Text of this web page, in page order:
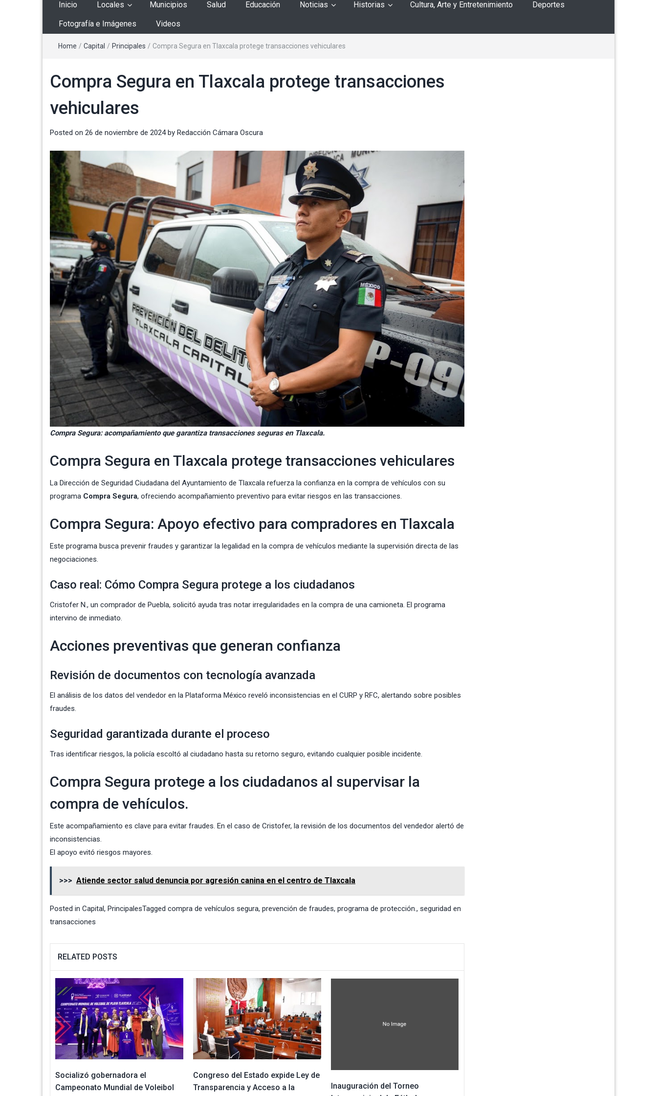
Inicio Locales Municipios Salud Educación Noticias Historias Cultura, Arte y Entretenimiento Deportes
Fotografía e Imágenes Videos
Home / Capital / Principales / Compra Segura en Tlaxcala protege transacciones vehiculares
Compra Segura en Tlaxcala protege transacciones
vehiculares
Posted on 26 de noviembre de 2024by Redacción Cámara Oscura
Compra Segura: acompañamiento que garantiza transacciones seguras en Tlaxcala.
Compra Segura en Tlaxcala protege transacciones vehiculares
La Dirección de Seguridad Ciudadana del Ayuntamiento de Tlaxcala refuerza la confianza en la compra de vehículos con su
programa Compra Segura, ofreciendo acompañamiento preventivo para evitar riesgos en las transacciones.
Compra Segura: Apoyo efectivo para compradores en Tlaxcala
Este programa busca prevenir fraudes y garantizar la legalidad en la compra de vehículos mediante la supervisión directa de las
negociaciones.
Caso real: Cómo Compra Segura protege a los ciudadanos
Cristofer N., un comprador de Puebla, solicitó ayuda tras notar irregularidades en la compra de una camioneta. El programa
intervino de inmediato.
Acciones preventivas que generan confianza
Revisión de documentos con tecnología avanzada
El análisis de los datos del vendedor en la Plataforma México reveló inconsistencias en el CURP y RFC, alertando sobre posibles
fraudes.
Seguridad garantizada durante el proceso
Tras identificar riesgos, la policía escoltó al ciudadano hasta su retorno seguro, evitando cualquier posible incidente.
Compra Segura protege a los ciudadanos al supervisar la
compra de vehículos.
Este acompañamiento es clave para evitar fraudes. En el caso de Cristofer, la revisión de los documentos del vendedor alertó de
inconsistencias.
El apoyo evitó riesgos mayores.
>>> Atiende sector salud denuncia por agresión canina en el centro de Tlaxcala
Posted in Capital, PrincipalesTagged compra de vehículos segura, prevención de fraudes, programa de protección., seguridad en
transacciones
RELATED POSTS
Socializó gobernadora el
Campeonato Mundial de Voleibol
Congreso del Estado expide Ley de
Transparencia y Acceso a la
Inauguración del Torneo